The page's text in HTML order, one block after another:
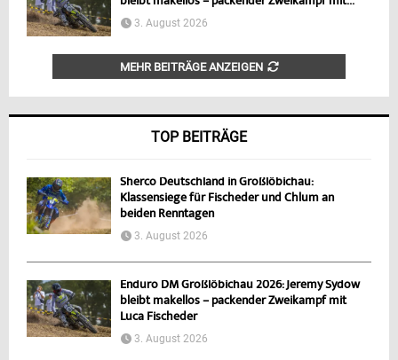
3. August 2026
MEHR BEITRÄGE ANZEIGEN
TOP BEITRÄGE
Sherco Deutschland in Großlöbichau:
Klassensiege für Fischeder und Chlum an
beiden Renntagen
3. August 2026
Enduro DM Großlöbichau 2026: Jeremy Sydow
bleibt makellos – packender Zweikampf mit
Luca Fischeder
3. August 2026